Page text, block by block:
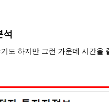
도 하지만 그런 가운데 시간을